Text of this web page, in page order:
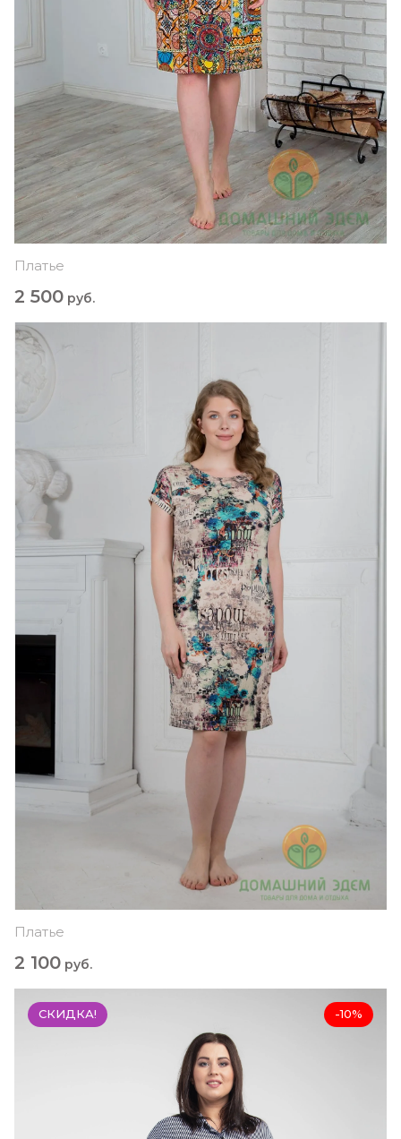
Платье
2 500 руб.
Платье
2 100 руб.
СКИДКА! -10%